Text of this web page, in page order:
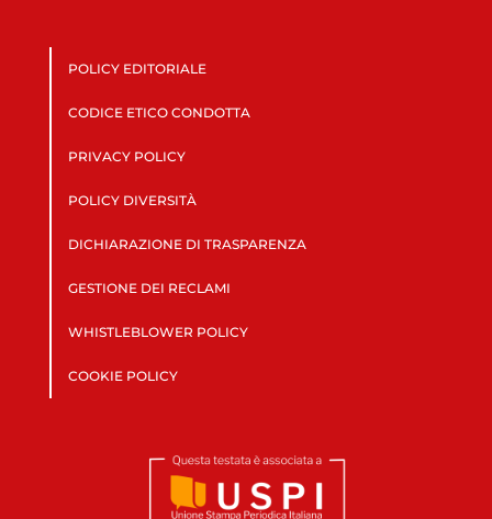
POLICY EDITORIALE
CODICE ETICO CONDOTTA
PRIVACY POLICY
POLICY DIVERSITÀ
DICHIARAZIONE DI TRASPARENZA
GESTIONE DEI RECLAMI
WHISTLEBLOWER POLICY
COOKIE POLICY